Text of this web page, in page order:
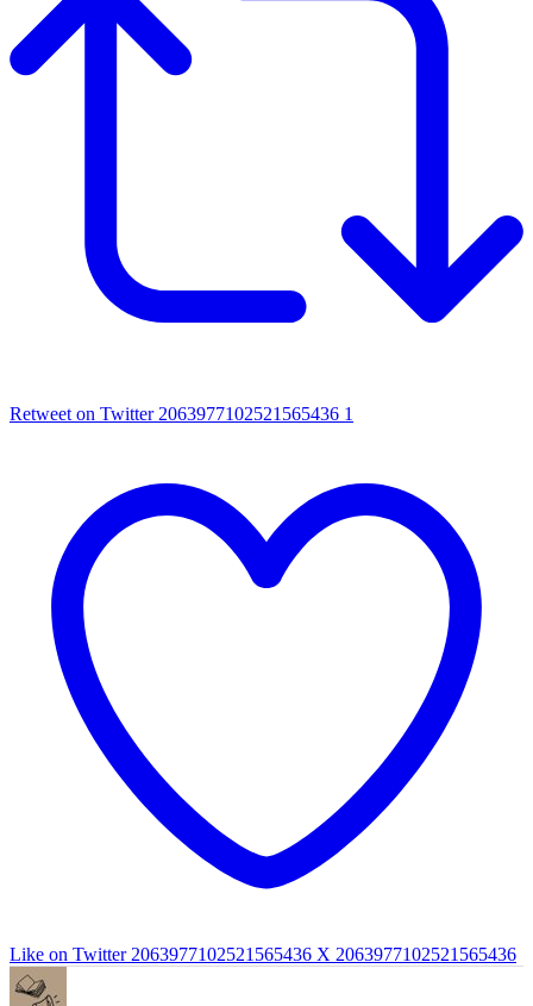
Retweet on Twitter 2063977102521565436 1
Like on Twitter 2063977102521565436 X 2063977102521565436